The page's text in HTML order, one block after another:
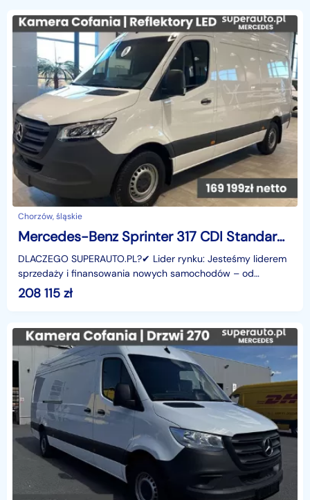
Chorzów, śląskie
Mercedes-Benz Sprinter 317 CDI Standard PRO AUT 317 CDI Standard PRO AUT 1.9 170KM
DLACZEGO SUPERAUTO.PL?✔ Lider rynku: Jesteśmy liderem
sprzedaży i finansowania nowych samochodów – od
osobowych, przez dostawcze, po segment premium.✔
Zaufanie
208 115 zł